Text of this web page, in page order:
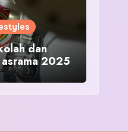
dan
2025